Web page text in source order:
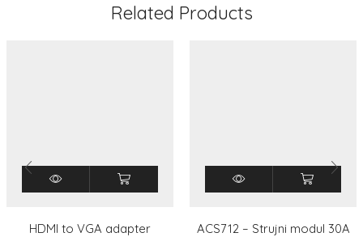
Related Products
HDMI to VGA adapter ACS712 – Strujni modul 30A